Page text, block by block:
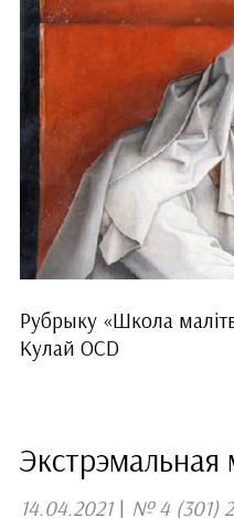
Рубрыку «Школа
Кулай OCD
Экстрэмальная
14.04.2021 | № 4 (301)